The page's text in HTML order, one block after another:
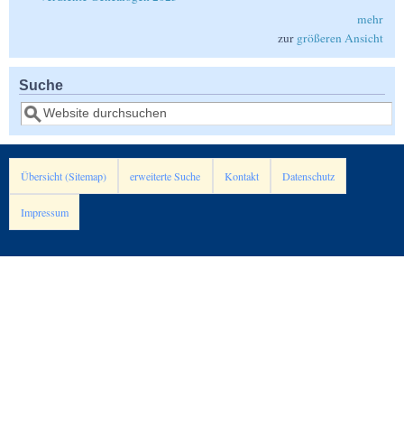
mehr
zur größeren Ansicht
Suche
Suche
Übersicht (Sitemap) erweiterte Suche Kontakt Datenschutz
Impressum